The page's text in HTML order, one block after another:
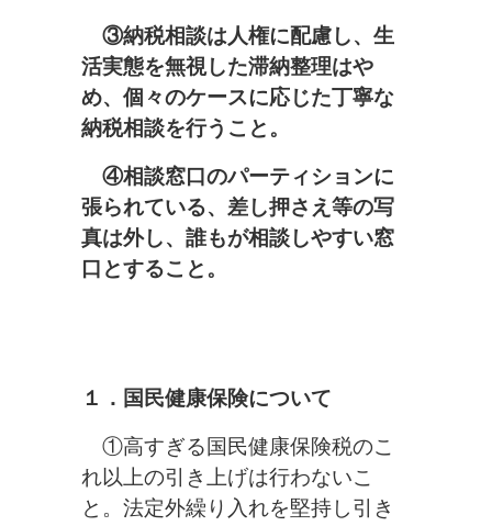
③納税相談は人権に配慮し、生
活実態を無視した滞納整理はや
め、 個々のケースに応じた丁寧な
納税相談を行うこと。
④相談窓口のパーティションに
張られている、差し押さえ等の写
真は外し、誰もが相談しやすい窓
口とすること。
１．国民健康保険について
①高すぎる国民健康保険税のこ
れ以上の引き上げは行わないこ
と。法定外繰り入れを堅持し引き